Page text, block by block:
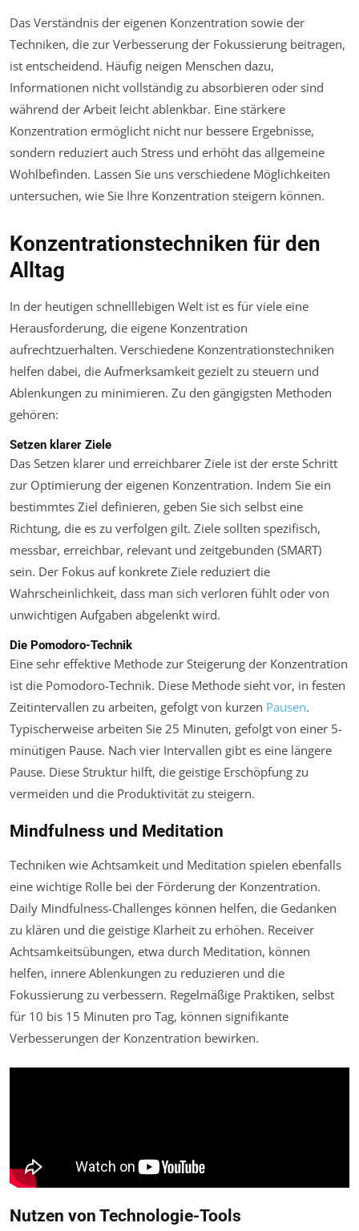
Das Verständnis der eigenen Konzentration sowie der
Techniken, die zur Verbesserung der Fokussierung beitragen,
ist entscheidend. Häufig neigen Menschen dazu,
Informationen nicht vollständig zu absorbieren oder sind
während der Arbeit leicht ablenkbar. Eine stärkere
Konzentration ermöglicht nicht nur bessere Ergebnisse,
sondern reduziert auch Stress und erhöht das allgemeine
Wohlbefinden. Lassen Sie uns verschiedene Möglichkeiten
untersuchen, wie Sie Ihre Konzentration steigern können.
Konzentrationstechniken für den
Alltag
In der heutigen schnelllebigen Welt ist es für viele eine
Herausforderung, die eigene Konzentration
aufrechtzuerhalten. Verschiedene Konzentrationstechniken
helfen dabei, die Aufmerksamkeit gezielt zu steuern und
Ablenkungen zu minimieren. Zu den gängigsten Methoden
gehören:
Setzen klarer Ziele
Das Setzen klarer und erreichbarer Ziele ist der erste Schritt
zur Optimierung der eigenen Konzentration. Indem Sie ein
bestimmtes Ziel definieren, geben Sie sich selbst eine
Richtung, die es zu verfolgen gilt. Ziele sollten spezifisch,
messbar, erreichbar, relevant und zeitgebunden (SMART)
sein. Der Fokus auf konkrete Ziele reduziert die
Wahrscheinlichkeit, dass man sich verloren fühlt oder von
unwichtigen Aufgaben abgelenkt wird.
Die Pomodoro-Technik
Eine sehr effektive Methode zur Steigerung der Konzentration
ist die Pomodoro-Technik. Diese Methode sieht vor, in festen
Zeitintervallen zu arbeiten, gefolgt von kurzen Pausen.
Typischerweise arbeiten Sie 25 Minuten, gefolgt von einer 5-
minütigen Pause. Nach vier Intervallen gibt es eine längere
Pause. Diese Struktur hilft, die geistige Erschöpfung zu
vermeiden und die Produktivität zu steigern.
Mindfulness und Meditation
Techniken wie Achtsamkeit und Meditation spielen ebenfalls
eine wichtige Rolle bei der Förderung der Konzentration.
Daily Mindfulness-Challenges können helfen, die Gedanken
zu klären und die geistige Klarheit zu erhöhen. Receiver
Achtsamkeitsübungen, etwa durch Meditation, können
helfen, innere Ablenkungen zu reduzieren und die
Fokussierung zu verbessern. Regelmäßige Praktiken, selbst
für 10 bis 15 Minuten pro Tag, können signifikante
Verbesserungen der Konzentration bewirken.
Nutzen von Technologie-Tools